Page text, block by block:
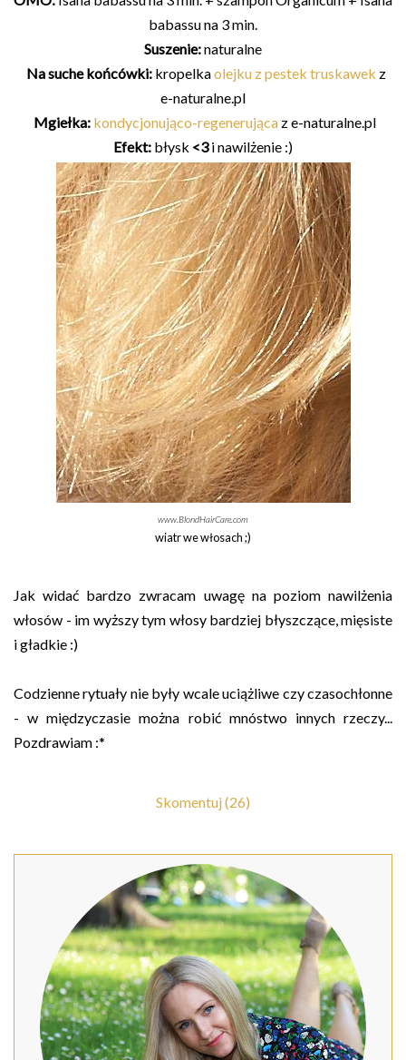
babassu na 3 min.
Suszenie:naturalne
Na suche końcówki:kropelkaolejku z pestek truskawek z
e-naturalne.pl
Mgiełka: kondycjonująco-regenerującaz e-naturalne.pl
Efekt: błysk <3i nawilżenie :)
www.BlondHairCare.com
wiatr we włosach ;)
Jak widać bardzo zwracam uwagę na poziom nawilżenia
włosów - im wyższy tym włosy bardziej błyszczące, mięsiste
i gładkie :)
Codzienne rytuały nie były wcale uciążliwe czy czasochłonne
- w międzyczasie można robić mnóstwo innych rzeczy...
Pozdrawiam :*
Skomentuj (26)